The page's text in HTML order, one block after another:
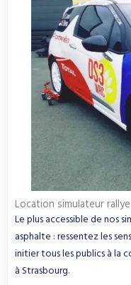
Location simulateur rallye
Le plus accessible de nos
asphalte : ressentez les
initier tous les publics à la
à Strasbourg.